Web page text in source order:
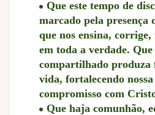
Que este tempo de
marcado pela presença
que nos ensina,
em toda a verdade.
compartilhado produza
vida, fortalecendo nossa
compromisso com
Que haja comunhão,